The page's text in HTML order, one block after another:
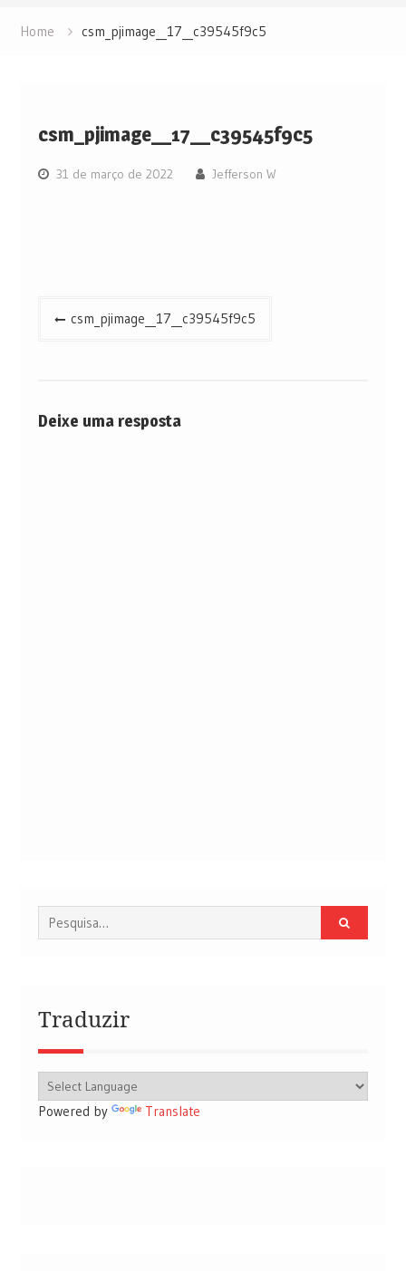
Home csm_pjimage__17__c39545f9c5
csm_pjimage__17__c39545f9c5
31 de março de 2022 Jefferson W
Navegação
csm_pjimage__17__c39545f9c5
Deixe uma resposta
Procurar
por:
Traduzir
Powered by Translate